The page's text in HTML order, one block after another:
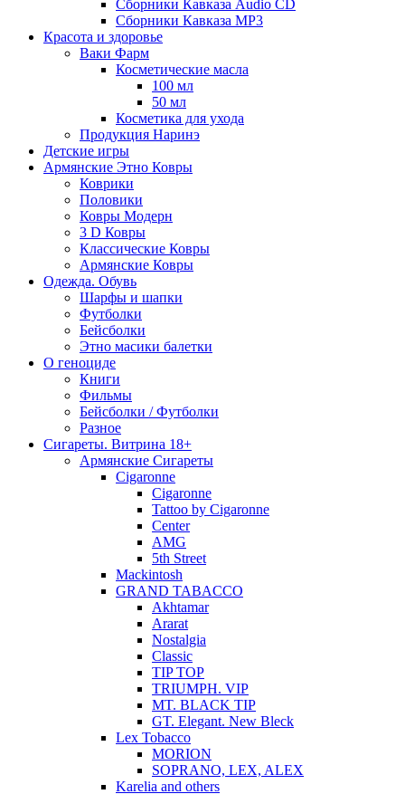
Сборники Кавказа Audio CD
Сборники Кавказа MP3
Красота и здоровье
Ваки Фарм
Косметические масла
100 мл
50 мл
Косметика для ухода
Продукция Наринэ
Детские игры
Армянские Этно Ковры
Коврики
Половики
Ковры Модерн
3 D Ковры
Классические Ковры
Армянские Ковры
Одежда. Обувь
Шарфы и шапки
Футболки
Бейсболки
Этно масики балетки
О геноциде
Книги
Фильмы
Бейсболки / Футболки
Разное
Сигареты. Витрина 18+
Армянские Сигареты
Cigaronne
Cigaronne
Tattoo by Cigaronne
Center
AMG
5th Street
Mackintosh
GRAND TABACCO
Akhtamar
Ararat
Nostalgia
Classic
TIP TOP
TRIUMPH. VIP
MT. BLACK TIP
GT. Elegant. New Bleck
Lex Tobacco
MORION
SOPRANO, LEX, ALEX
Karelia and others